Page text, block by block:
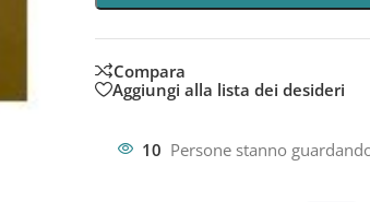
Compara
Aggiungi alla lista dei desideri
10 Persone stanno